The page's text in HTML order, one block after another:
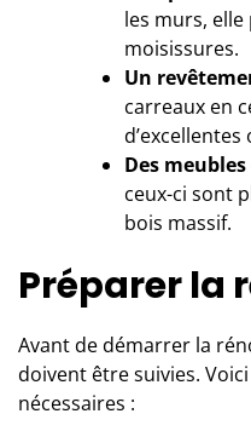
les murs,
moisissures.
Un
carreaux en
Des
ceux-ci sont
bois massif.
Préparer la
Avant de démarrer la
doivent être suivies.
nécessaires :